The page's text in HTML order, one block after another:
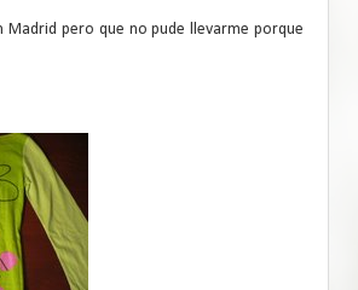
Madrid pero que no pude llevarme porque